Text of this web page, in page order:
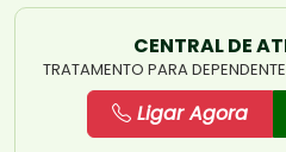
CENTRAL DE
TRATAMENTO PARA
Ligar Agora